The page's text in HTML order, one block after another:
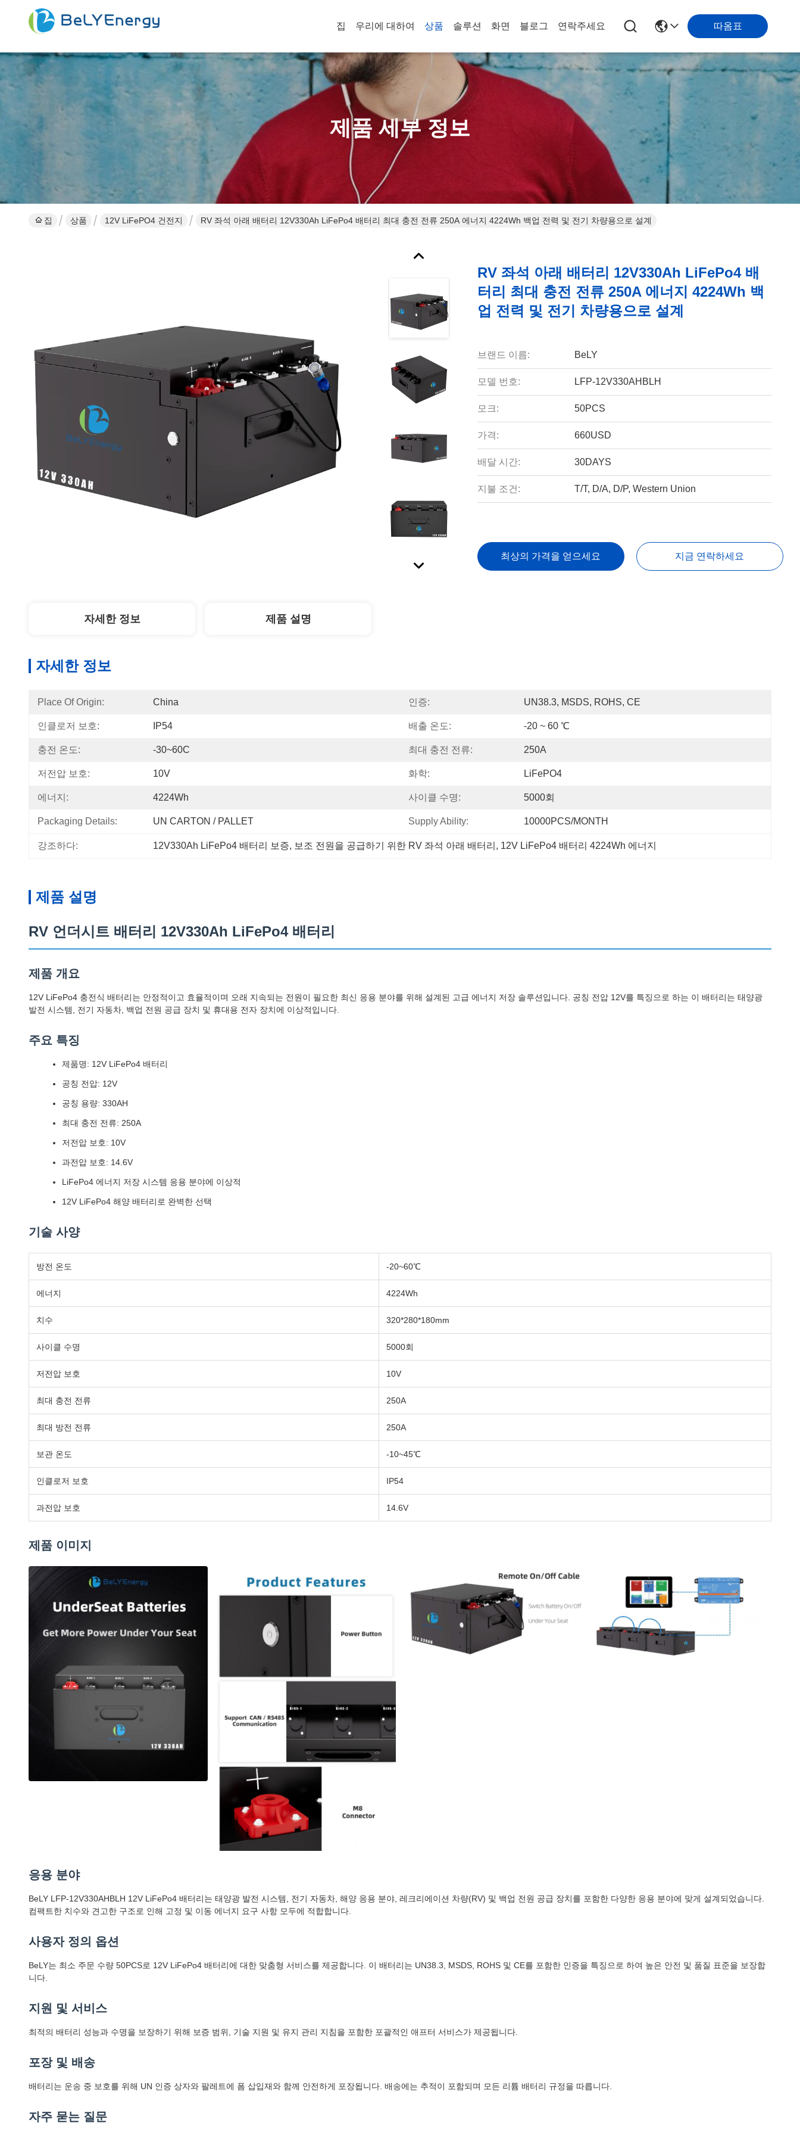
집 우리에 대하여 상품 솔루션 화면 블로그 연락주세요 따옴표
제품 세부 정보
집 상품 12V LiFePO4 건전지 RV 좌석 아래 배터리 12V330Ah LiFePo4 배터리 최대 충전 전류 250A 에너지 4224Wh 백업 전력 및 전기 차량용으로 설계
RV 좌석 아래 배터리 12V330Ah LiFePo4 배
터리 최대 충전 전류 250A 에너지 4224Wh 백
업 전력 및 전기 차량용으로 설계
브랜드 이름: BeLY
모델 번호: LFP-12V330AHBLH
모크: 50PCS
가격: 660USD
배달 시간: 30DAYS
지불 조건: T/T, D/A, D/P, Western Union
최상의 가격을 얻으세요 지금 연락하세요
자세한 정보 제품 설명
자세한 정보
Place Of Origin: China 인증: UN38.3, MSDS, ROHS, CE
인클로저 보호: IP54 배출 온도: -20 ~ 60 ℃
충전 온도: -30~60C 최대 충전 전류: 250A
저전압 보호: 10V 화학: LiFePO4
에너지: 4224Wh 사이클 수명: 5000회
Packaging Details: UN CARTON / PALLET Supply Ability: 10000PCS/MONTH
강조하다: 12V330Ah LiFePo4 배터리 보증, 보조 전원을 공급하기 위한 RV 좌석 아래 배터리 , 12V LiFePo4 배터리 4224Wh 에너지
제품 설명
RV 언더시트 배터리 12V330Ah LiFePo4 배터리
제품 개요
12V LiFePo4 충전식 배터리는 안정적이고 효율적이며 오래 지속되는 전원이 필요한 최신 응용 분야를 위해 설계된 고급 에너지 저장 솔루션입니다. 공칭 전압 12V를 특징으로 하는 이 배터리는 태양광
발전 시스템, 전기 자동차, 백업 전원 공급 장치 및 휴대용 전자 장치에 이상적입니다.
주요 특징
제품명: 12V LiFePo4 배터리
공칭 전압: 12V
공칭 용량: 330AH
최대 충전 전류: 250A
저전압 보호: 10V
과전압 보호: 14.6V
LiFePo4 에너지 저장 시스템 응용 분야에 이상적
12V LiFePo4 해양 배터리로 완벽한 선택
기술 사양
방전 온도 -20~60℃
에너지 4224Wh
치수 320*280*180mm
사이클 수명 5000회
저전압 보호 10V
최대 충전 전류 250A
최대 방전 전류 250A
보관 온도 -10~45℃
인클로저 보호 IP54
과전압 보호 14.6V
제품 이미지
응용 분야
BeLY LFP-12V330AHBLH 12V LiFePo4 배터리는 태양광 발전 시스템, 전기 자동차, 해양 응용 분야, 레크리에이션 차량(RV) 및 백업 전원 공급 장치를 포함한 다양한 응용 분야에 맞게 설계되었습니다.
컴팩트한 치수와 견고한 구조로 인해 고정 및 이동 에너지 요구 사항 모두에 적합합니다.
사용자 정의 옵션
BeLY는 최소 주문 수량 50PCS로 12V LiFePo4 배터리에 대한 맞춤형 서비스를 제공합니다. 이 배터리는 UN38.3, MSDS, ROHS 및 CE를 포함한 인증을 특징으로 하여 높은 안전 및 품질 표준을 보장합
니다.
지원 및 서비스
최적의 배터리 성능과 수명을 보장하기 위해 보증 범위, 기술 지원 및 유지 관리 지침을 포함한 포괄적인 애프터 서비스가 제공됩니다.
포장 및 배송
배터리는 운송 중 보호를 위해 UN 인증 상자와 팔레트에 폼 삽입재와 함께 안전하게 포장됩니다. 배송에는 추적이 포함되며 모든 리튬 배터리 규정을 따릅니다.
자주 묻는 질문